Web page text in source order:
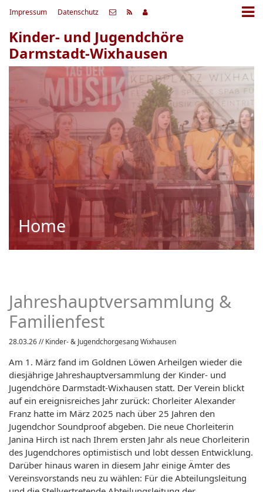
Impressum Datenschutz
Kinder- und Jugendchöre
Darmstadt-Wixhausen
Home
Jahreshauptversammlung &
Familienfest
28.03.26// Kinder- & Jugendchorgesang Wixhausen
Am 1. März fand im Goldnen Löwen Arheilgen wieder die
diesjährige Jahreshauptversammlung der Kinder- und
Jugendchöre Darmstadt-Wixhausen statt. Der Verein blickt
auf ein ereignisreiches Jahr zurück: Chorleiter Alexander
Franz hatte im März 2025 nach über 25 Jahren den
Jugendchor Soundproof abgeben. Die neue Chorleiterin
Janina Hirch ist nach Ihrem ersten Jahr als neue Chorleiterin
des Jugendchores optimistisch und lobt dessen Entwicklung.
Darüber hinaus waren in diesem Jahr einige Ämter des
Vereinsvorstands neu zu wählen: Für die Abteilungsleitung